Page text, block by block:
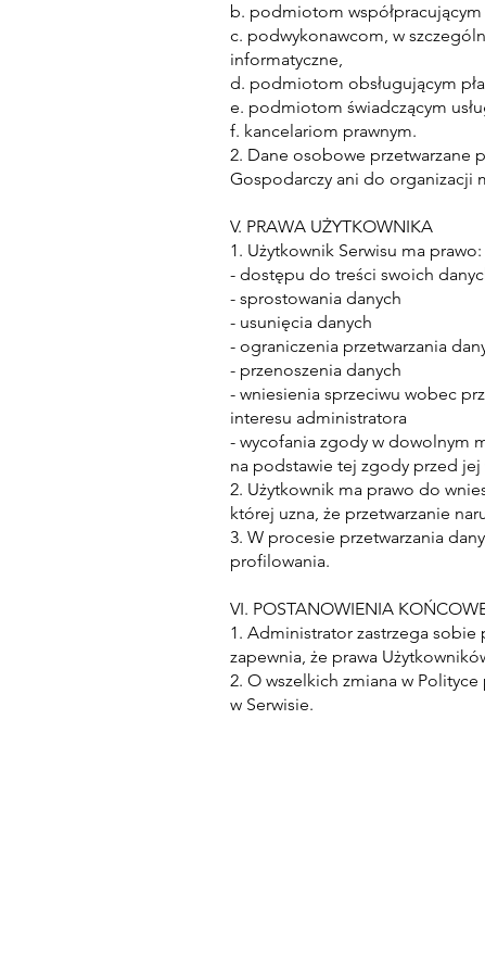
b. podmiotom
c. podwykonawcom, w
informatyczne,
d. podmiotom obsługującym
e. podmiotom świadczącym
f. kancelariom prawnym.
2. Dane osobowe przetwarzane
Gospodarczy ani do organizacji
V. PRAWA UŻYTKOWNIKA
1. Użytkownik Serwisu ma prawo:
- dostępu do treści swoich
- sprostowania danych
- usunięcia danych
- ograniczenia przetwarzania
- przenoszenia danych
- wniesienia sprzeciwu wobec
interesu administratora
- wycofania zgody w dowolnym
na podstawie tej zgody przed jej
2. Użytkownik ma prawo do
której uzna, że przetwarzanie
3. W procesie przetwarzania
profilowania.
VI. POSTANOWIENIA
1. Administrator zastrzega
zapewnia, że prawa
2. O wszelkich zmiana w
w Serwisie.